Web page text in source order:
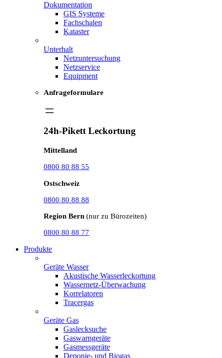
Dokumentation
GIS Systeme
Fachschalen
Kataster
Unterhalt
Netzuntersuchung
Netzservice
Equipment
Anfrageformulare
24h-Pikett Leckortung
Mittelland
0800 80 88 55
Ostschweiz
0800 80 88 88
Region Bern (nur zu Bürozeiten)
0800 80 88 77
Produkte
Geräte Wasser
Akustische Wasserleckortung
Wassernetz-Überwachung
Korrelatoren
Tracergas
Geräte Gas
Gaslecksuche
Gaswarngeräte
Gasmessgeräte
Deponie- und Biogas